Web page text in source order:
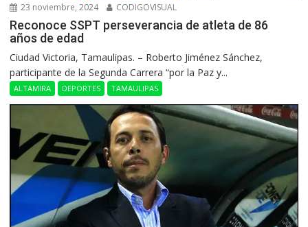
23 noviembre, 2024 CODIGOVISUAL
Reconoce SSPT perseverancia de atleta de 86
años de edad
Ciudad Victoria, Tamaulipas. – Roberto Jiménez Sánchez,
participante de la Segunda Carrera “por la Paz y...
ALTAMIRA DEPORTES TAMAULIPAS